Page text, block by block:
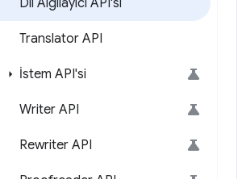
Dil Algılayıcı API'sı
Translator API
İstem API'si
Writer API
Rewriter API